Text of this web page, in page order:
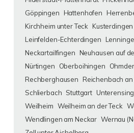
Göppingen
Hattenhofen
Kirchheim unter Teck
Kusterdingen
Leinfelden-Echterdingen
Neckartailfingen
Neuhausen auf
Nürtingen
Oberboihingen
Rechberghausen
Reichenbach an
Schlierbach Stuttgart
Weilheim Weilheim an der Teck
Wendlingen am Neckar Wernau